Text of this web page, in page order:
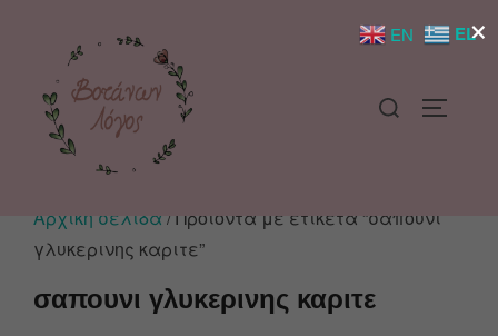
Αρχική σελίδα / Προϊόντα με ετικέτα “σαπουνι
γλυκερινης καριτε”
σαπουνι γλυκερινης καριτε
×
EN EL